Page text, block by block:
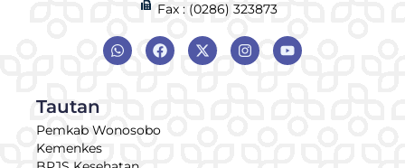
Fax : (0286) 323873
Tautan
Pemkab Wonosobo
Kemenkes